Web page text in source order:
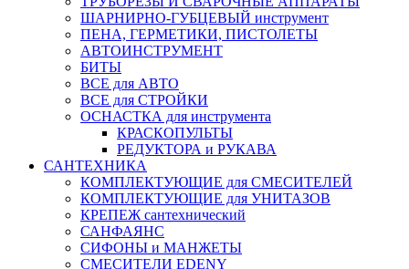
ШАРНИРНО-ГУБЦЕВЫЙ инструмент
ПЕНА, ГЕРМЕТИКИ, ПИСТОЛЕТЫ
АВТОИНСТРУМЕНТ
БИТЫ
ВСЕ для АВТО
ВСЕ для СТРОЙКИ
ОСНАСТКА для инструмента
КРАСКОПУЛЬТЫ
РЕДУКТОРА и РУКАВА
САНТЕХНИКА
КОМПЛЕКТУЮЩИЕ для СМЕСИТЕЛЕЙ
КОМПЛЕКТУЮЩИЕ для УНИТАЗОВ
КРЕПЕЖ сантехнический
САНФАЯНС
СИФОНЫ и МАНЖЕТЫ
СМЕСИТЕЛИ EDENY